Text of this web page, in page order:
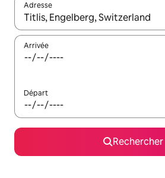
Adresse
Lorsque les résultats s'affichent,
Arrivée
Départ
Rechercher